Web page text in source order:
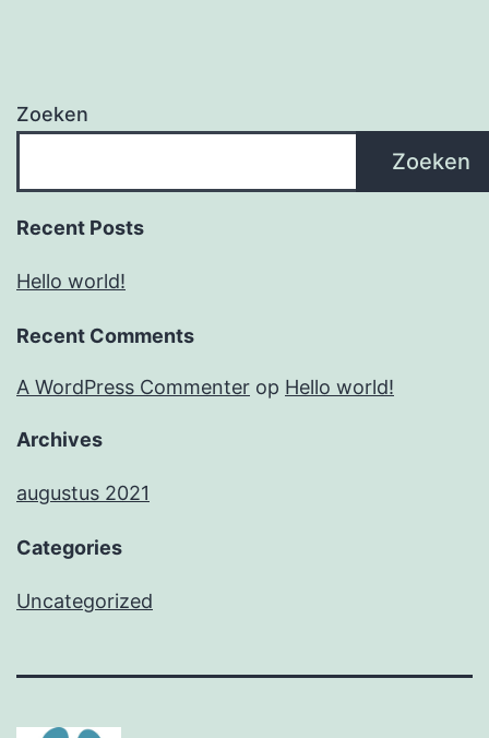
Zoeken
Zoeken
Recent Posts
Hello world!
Recent Comments
A WordPress Commenter op Hello world!
Archives
augustus 2021
Categories
Uncategorized